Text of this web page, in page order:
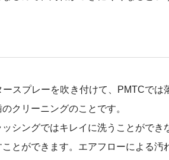
スプレーを吹き付けて、PMTCでは
クリーニングのことです。
シングではキレイに洗うことができ
とができます。エアフローによる汚